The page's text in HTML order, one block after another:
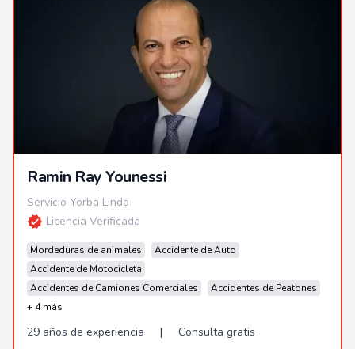
Ramin Ray Younessi
Servicio Yorba Linda
Licencia Verificada
Mordeduras de animales
Accidente de Auto
Accidente de Motocicleta
Accidentes de Camiones Comerciales
Accidentes de Peatones
+ 4 más
29 años de experiencia |
Consulta gratis